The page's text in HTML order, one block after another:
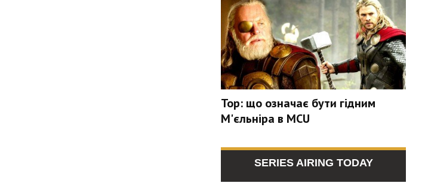
Тор: що означає бути гідним
М'єльніра в MCU
SERIES AIRING TODAY